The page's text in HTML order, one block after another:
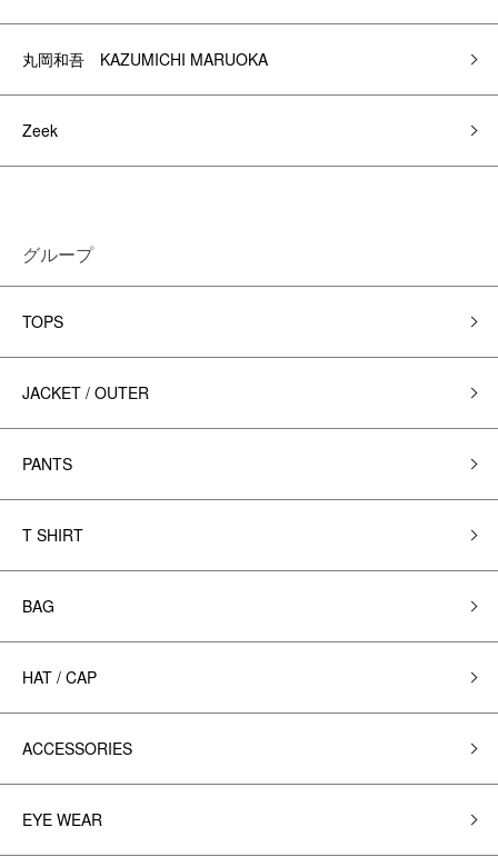
丸岡和吾 KAZUMICHI MARUOKA
Zeek
グループ
TOPS
JACKET / OUTER
PANTS
T SHIRT
BAG
HAT / CAP
ACCESSORIES
EYE WEAR